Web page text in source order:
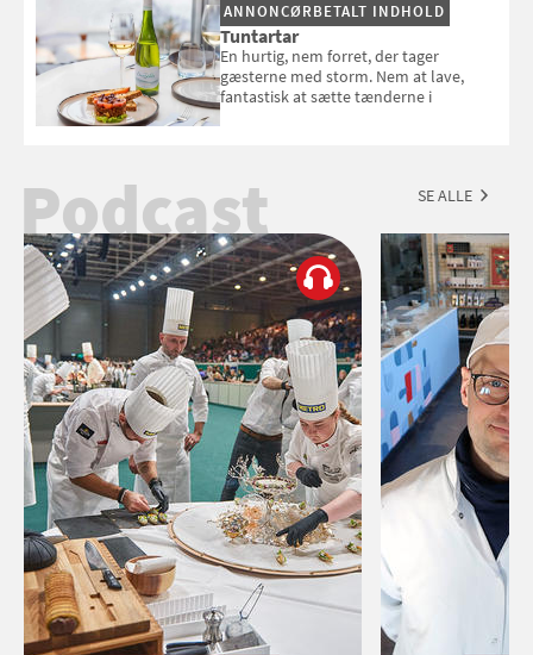
ANNONCØRBETALT INDHOLD
Tuntartar
En hurtig, nem forret, der tager
gæsterne med storm. Nem at lave,
fantastisk at sætte tænderne i
Podcast SE ALLE